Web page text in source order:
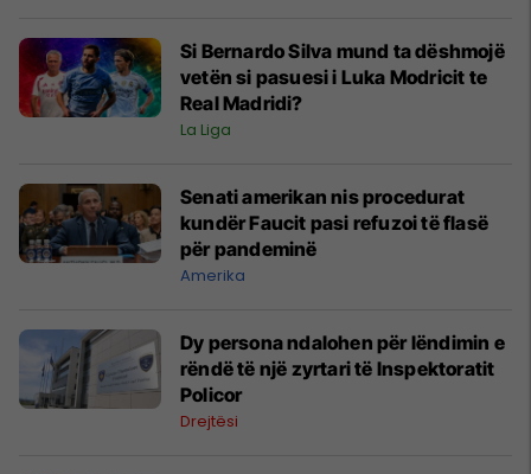
Si Bernardo Silva mund ta dëshmojë
vetën si pasuesi i Luka Modricit te
Real Madridi?
La Liga
Senati amerikan nis procedurat
kundër Faucit pasi refuzoi të flasë
për pandeminë
Amerika
Dy persona ndalohen për lëndimin e
rëndë të një zyrtari të Inspektoratit
Policor
Drejtësi